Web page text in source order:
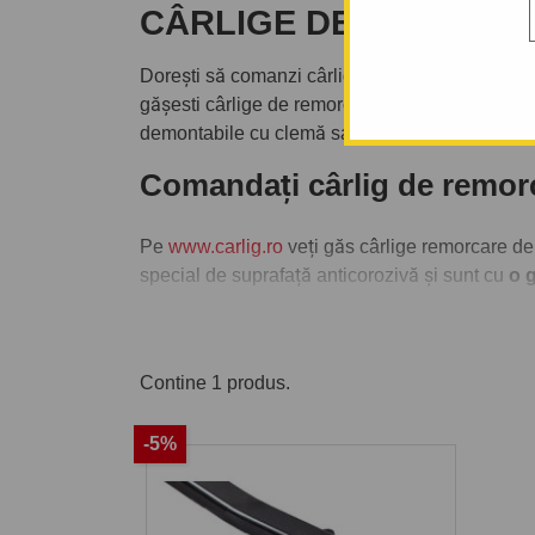
CÂRLIGE DE
Dorești să comanzi cârlig de remorcare
gășesti cârlige de remorcare de la producători
demontabile cu clemă sau demontabile
Comandați cârlig de
Pe www.carlig.ro veți găs cârlige remorcare
special de suprafață anticorozivă și sunt cu o
Pentru fiecare cârlig de remorcare, aveți
Contine 1 produs.
-5%